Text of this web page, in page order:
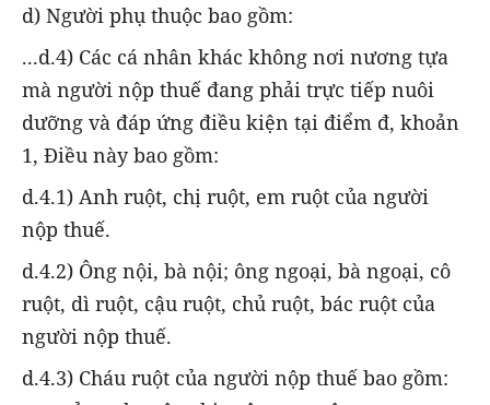
d) Người phụ thuộc bao gồm:
...d.4) Các cá nhân khác không nơi nương tựa
mà người nộp thuế đang phải trực tiếp nuôi
dưỡng và đáp ứng điều kiện tại điểm đ, khoản
1, Điều này bao gồm:
d.4.1) Anh ruột, chị ruột, em ruột của người
nộp thuế.
d.4.2) Ông nội, bà nội; ông ngoại, bà ngoại, cô
ruột, dì ruột, cậu ruột, chủ ruột, bác ruột của
người nộp thuế.
d.4.3) Cháu ruột của người nộp thuế bao gồm: